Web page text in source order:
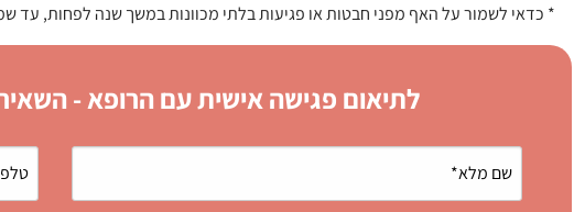
* כדאי לשמור על האף מפני חבטות או פגיעות בלתי מכוונות במשך שנה לפחות, עד
לתיאום פגישה אישית עם הרופא -